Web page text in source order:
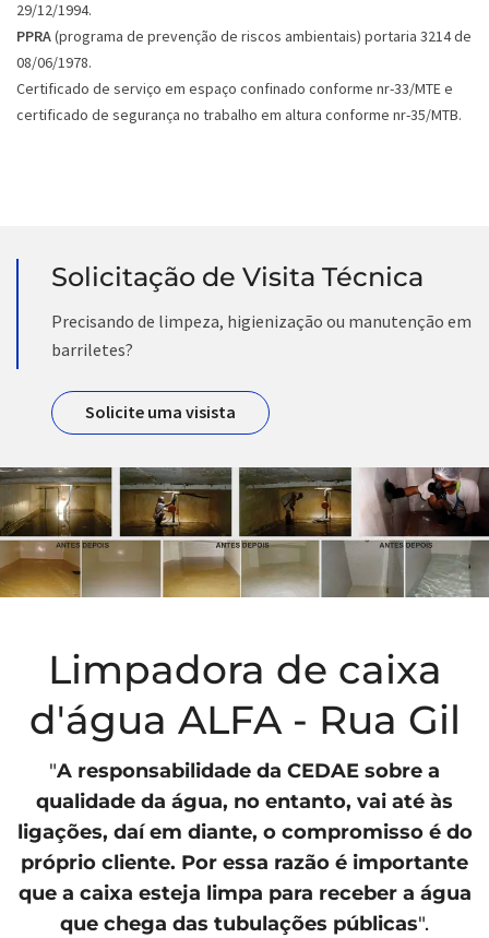
29/12/1994.
PPRA(programa de prevenção de riscos ambientais) portaria 3214 de
08/06/1978.
Certificado de serviço em espaço confinado conforme nr-33/MTE e
certificado de segurança no trabalho em altura conforme nr-35/MTB.
Solicitação de Visita Técnica
Precisando de limpeza, higienização ou manutenção em
barriletes?
Solicite uma visista
Limpadora de caixa
d'água ALFA - Rua Gil
"A responsabilidade da CEDAE sobre a
qualidade da água, no entanto, vai até às
ligações, daí em diante, o compromisso é do
próprio cliente. Por essa razão é importante
que a caixa esteja limpa para receber a água
que chega das tubulações públicas".